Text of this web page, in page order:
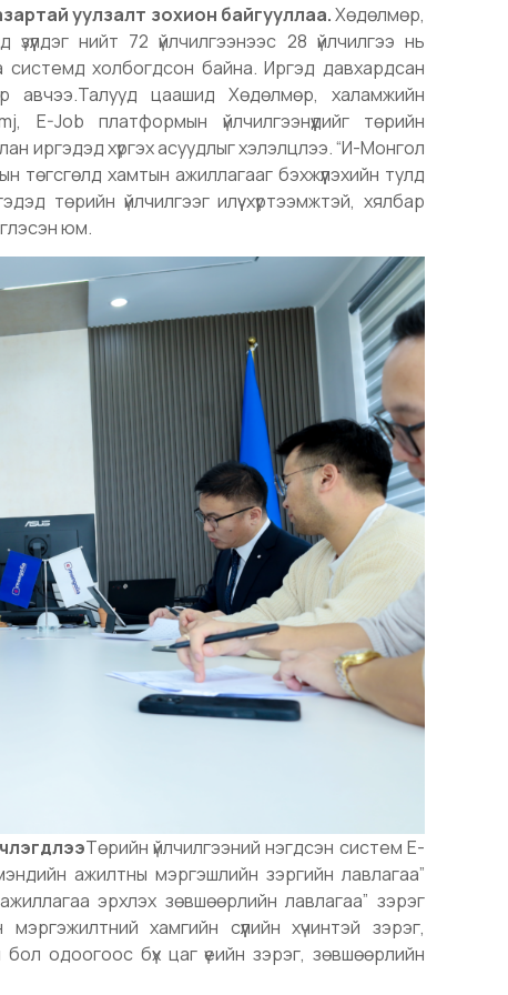
уулзалт зохион байгууллаа.Хөдөлмөр,
нийт 72 үйлчилгээнээс 28 үйлчилгээ нь
системд холбогдсон байна. Иргэд давхардсан
авчээ.Талууд цаашид Хөдөлмөр, халамжийн
E-Job платформын үйлчилгээнүүдийг төрийн
иргэдэд хүргэх асуудлыг хэлэлцлээ. “И-Монгол
хамтын ажиллагааг бэхжүүлэхийн тулд
төрийн үйлчилгээг илүү хүртээмжтэй, хялбар
юм.
Төрийн үйлчилгээний нэгдсэн систем E-
ажилтны мэргэшлийн зэргийн лавлагаа”
эрхлэх зөвшөөрлийн лавлагаа” зэрэг
хамгийн сүүлийн хүчинтэй зэрэг,
одоогоос бүх цаг үеийн зэрэг, зөвшөөрлийн